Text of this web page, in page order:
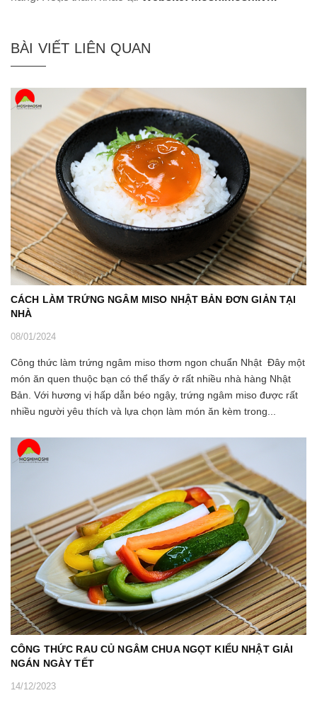
BÀI VIẾT LIÊN QUAN
CÁCH LÀM TRỨNG NGÂM MISO NHẬT BẢN ĐƠN GIẢN TẠI
NHÀ
08/01/2024
Công thức làm trứng ngâm miso thơm ngon chuẩn Nhật Đây một
món ăn quen thuộc bạn có thể thấy ở rất nhiều nhà hàng Nhật
Bản. Với hương vị hấp dẫn béo ngậy, trứng ngâm miso được rất
nhiều người yêu thích và lựa chọn làm món ăn kèm trong...
CÔNG THỨC RAU CỦ NGÂM CHUA NGỌT KIỂU NHẬT GIẢI
NGÁN NGÀY TẾT
14/12/2023